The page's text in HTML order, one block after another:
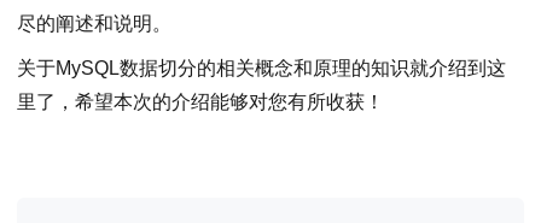
尽的阐述和说明。
关于MySQL数据切分的相关概念和原理的知识就介绍到这
里了，希望本次的介绍能够对您有所收获！